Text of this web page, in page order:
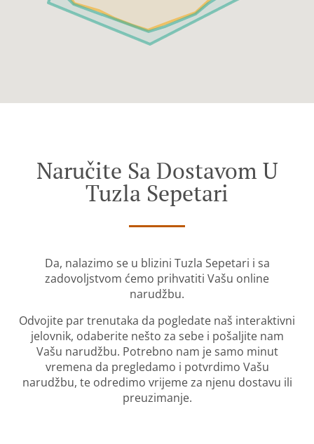
Naručite Sa Dostavom U
Tuzla Sepetari
Da, nalazimo se u blizini Tuzla Sepetari i sa
zadovoljstvom ćemo prihvatiti Vašu online
narudžbu.
Odvojite par trenutaka da pogledate naš interaktivni
jelovnik, odaberite nešto za sebe i pošaljite nam
Vašu narudžbu. Potrebno nam je samo minut
vremena da pregledamo i potvrdimo Vašu
narudžbu, te odredimo vrijeme za njenu dostavu ili
preuzimanje.